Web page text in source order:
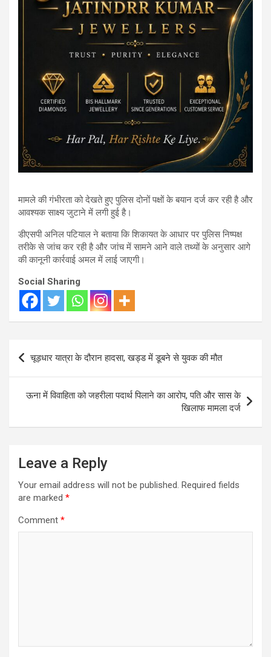
मामले की गंभीरता को देखते हुए पुलिस दोनों पक्षों के बयान दर्ज कर रही है और
आवश्यक साक्ष्य जुटाने में लगी हुई है।
डीएसपी अनिल पटियाल ने बताया कि शिकायत के आधार पर पुलिस निष्पक्ष
तरीके से जांच कर रही है और जांच में सामने आने वाले तथ्यों के अनुसार आगे
की कानूनी कार्रवाई अमल में लाई जाएगी।
Social Sharing
Post
navigation
चूड़धार यात्रा के दौरान हादसा, खड्ड में डूबने से युवक की मौत
ऊना में विवाहिता को जहरीला पदार्थ पिलाने का आरोप, पति और सास के
खिलाफ मामला दर्ज
Leave a Reply
Your email address will not be published. Required fields
are marked *
Comment *